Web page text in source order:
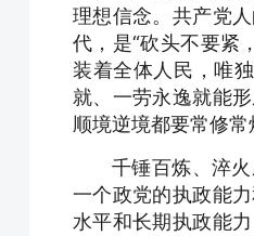
理想信念。共产党
代，是“砍头不要紧
装着全体人民，唯
就、一劳永逸就能
顺境逆境都要常修
千锤百炼、淬
一个政党的执政能
水平和长期执政能